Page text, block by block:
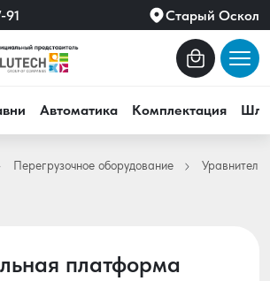
91 Старый Оскол
Автоматика Комплектация
Перегрузочное оборудование
платформа